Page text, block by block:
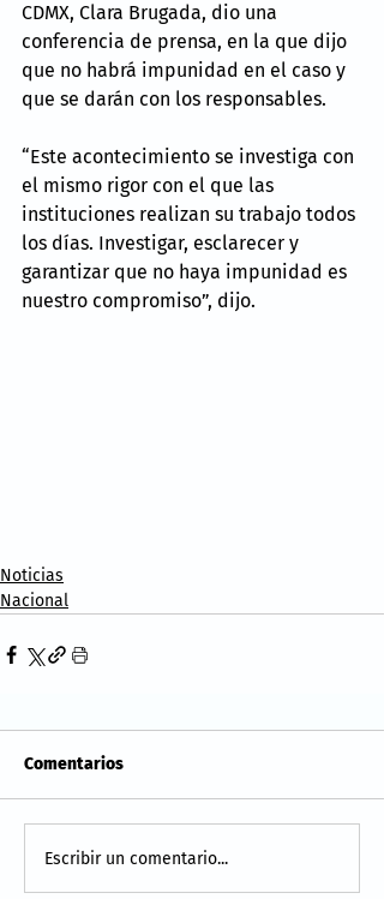
CDMX, Clara Brugada, dio una
conferencia de prensa, en la que dijo
que no habrá impunidad en el caso y
que se darán con los responsables.
“Este acontecimiento se investiga con
el mismo rigor con el que las
instituciones realizan su trabajo todos
los días. Investigar, esclarecer y
garantizar que no haya impunidad es
nuestro compromiso”, dijo.
Noticias
Nacional
Comentarios
Escribir un comentario...